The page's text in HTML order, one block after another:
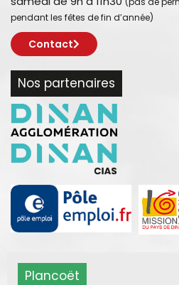
pendant les fêtes de fin d’année)
Contact
Nos partenaires
Plancoët